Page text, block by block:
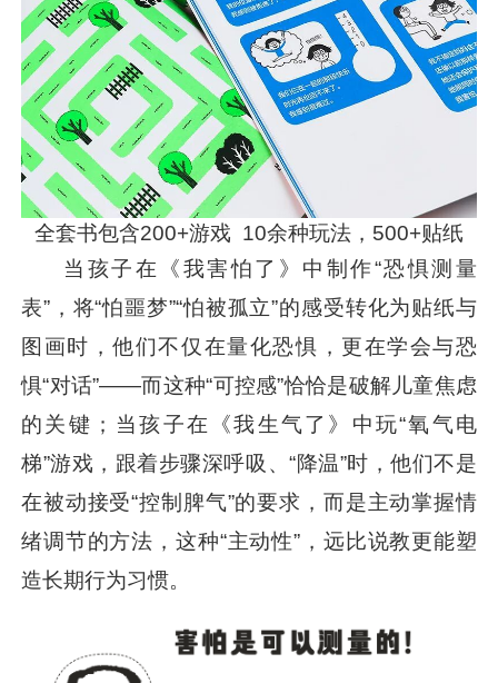
全套书包含200+游戏 10余种玩法，500+贴纸
当孩子在《我害怕了》中制作“恐惧测量
表”，将“怕噩梦”“怕被孤立”的感受转化为贴纸与
图画时，他们不仅在量化恐惧，更在学会与恐
惧“对话”——而这种“可控感”恰恰是破解儿童焦虑
的关键；当孩子在《我生气了》中玩“氧气电
梯”游戏，跟着步骤深呼吸、“降温”时，他们不是
在被动接受“控制脾气”的要求，而是主动掌握情
绪调节的方法，这种“主动性”，远比说教更能塑
造长期行为习惯。